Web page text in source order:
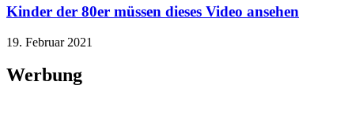
Kinder der 80er müssen dieses Video ansehen
19. Februar 2021
Werbung